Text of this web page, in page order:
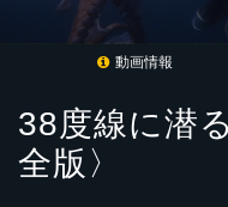
動画情報
38度線に潜
全版〉